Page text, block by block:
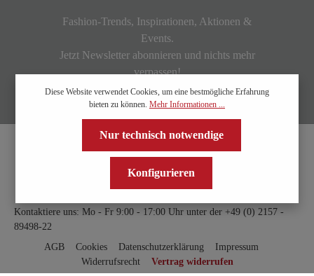
Fashion-Trends, Inspirationen, Aktionen &
Events.
Jetzt Newsletter abonnieren und nichts mehr
verpassen!
Kontaktiere uns: Mo - Fr 9:00 - 17:00 Uhr unter der +49 (0) 2157 -
89498-22
AGB
Cookies Datenschutzerklärung
Impressum
Widerrufsrecht
Vertrag widerrufen
Diese Website verwendet Cookies, um eine bestmögliche Erfahrung
bieten zu können. Mehr Informationen ...
Nur technisch notwendige
Konfigurieren